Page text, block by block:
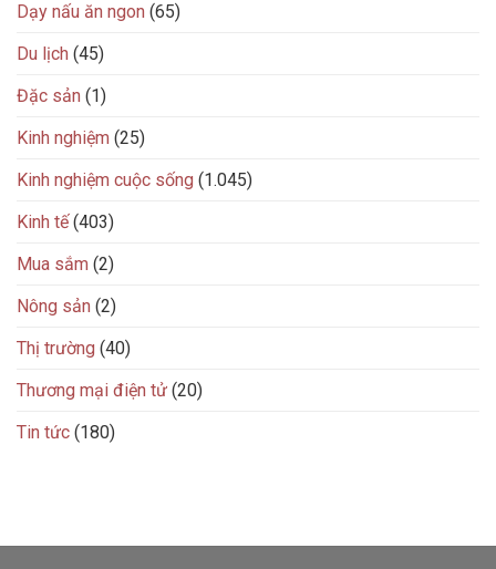
Dạy nấu ăn ngon (65)
Du lịch (45)
Đặc sản (1)
Kinh nghiệm (25)
Kinh nghiệm cuộc sống (1.045)
Kinh tế(403)
Mua sắm (2)
Nông sản (2)
Thị trường (40)
Thương mại điện tử (20)
Tin tức (180)